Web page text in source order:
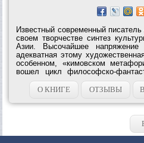
Известный современный
своем творчестве синтез
Азии. Высочайшее
адекватная этому
особенном, «кимовском
вошел цикл философско-
которых он поднимает
замыслу автора, высокая...
О КНИГЕ ОТЗЫВЫ